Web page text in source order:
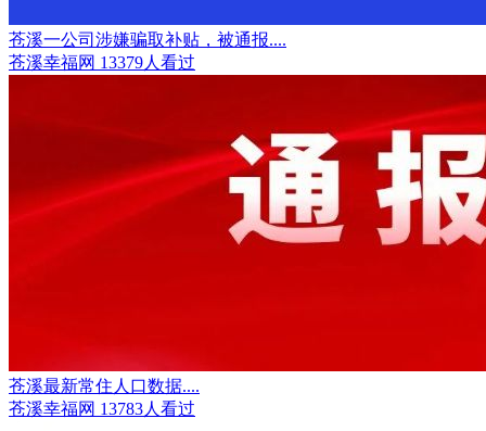
苍溪一公司涉嫌骗取补贴，被通报....
苍溪幸福网 13379人看过
苍溪最新常住人口数据....
苍溪幸福网 13783人看过